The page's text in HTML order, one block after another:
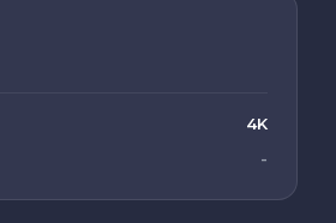
4K
-